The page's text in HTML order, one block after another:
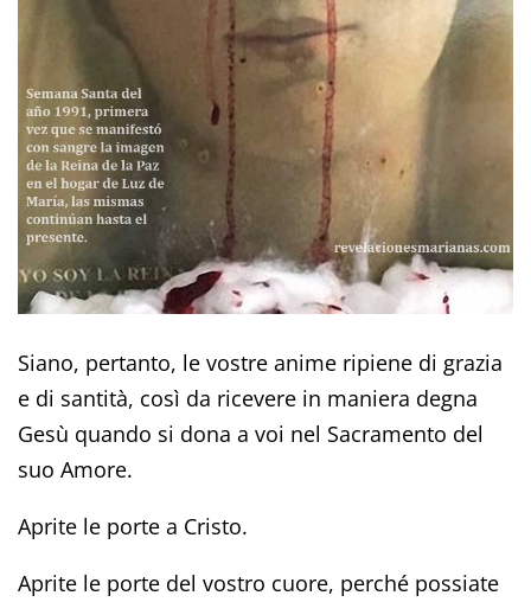
Siano, pertanto, le vostre anime ripiene di grazia
e di santità, così da ricevere in maniera degna
Gesù quando si dona a voi nel Sacramento del
suo Amore.
Aprite le porte a Cristo.
Aprite le porte del vostro cuore, perché possiate